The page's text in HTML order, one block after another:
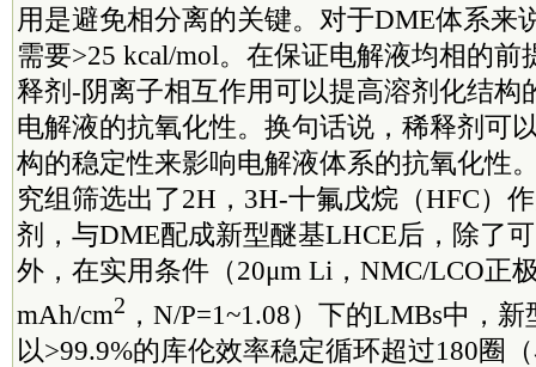
用是避免相分离的关键。对于DME体系来
需要>25 kcal/mol。在保证电解液均相的前
释剂-阴离子相互作用可以提高溶剂化结构
电解液的抗氧化性。换句话说，稀释剂可
构的稳定性来影响电解液体系的抗氧化性
究组筛选出了2H，3H-十氟戊烷（HFC）
剂，与DME配成新型醚基LHCE后，除了
外，在实用条件（20μm Li，NMC/LCO正
mAh/cm2 ，N/P=1~1.08）下的LMBs中，
以>99.9%的库伦效率稳定循环超过180圈